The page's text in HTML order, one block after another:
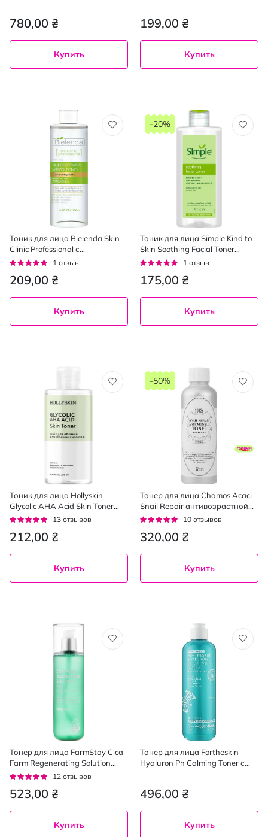
780,00 ₴
Купить
199,00 ₴
Купить
Тоник для лица Bielenda Skin
Сlinic Рrofessional с
миндальной и лактобионовой
Рейтинг:
1 отзыв
209,00 ₴
Купить
Тоник для лица Simple Kind to
Skin Soothing Facial Toner
успокаивающий 200 мл
Рейтинг:
1 отзыв
175,00 ₴
-20%
Купить
Тоник для лица Hollyskin
Glycolic AHA Acid Skin Toner
для отшелушивания и
гликолевой кислотой 250 мл
Рейтинг:
13 отзывов
212,00 ₴
Купить
Тонер для лица Chamos Acaci
Snail Repair антивозрастной
200 мл
Рейтинг:
10 отзывов
320,00 ₴
-50%
Купить
Тонер для лица FarmStay Cica
Farm Regenerating Solution
Toner с центеллой 200 мл
Рейтинг:
12 отзывов
523,00 ₴
Купить
Тонер для лица Fortheskin
Hyaluron Ph Calming Toner с
496,00 ₴
Купить